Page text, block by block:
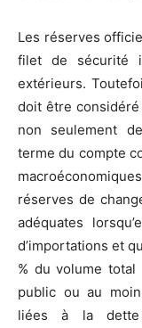
Les réserves
filet de sécurité
extérieurs.
doit être
non seulement
terme du compte
réserves de
adéquates
d’importations et
% du volume
public ou au
liées à la dette